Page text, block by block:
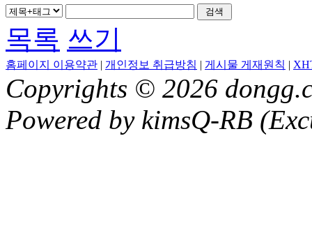
목록 쓰기
홈페이지 이용약관 | 개인정보 취급방침 | 게시물 게재원칙 |
Copyrights © 2026
Powered by kimsQ-RB